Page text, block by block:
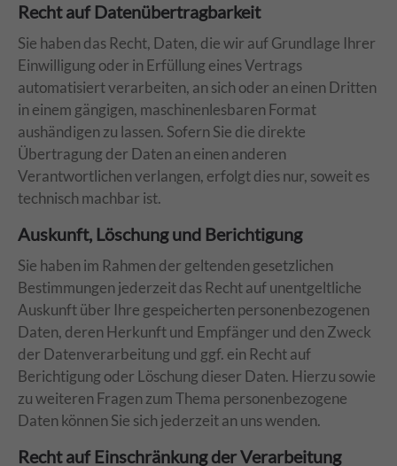
Recht auf Daten­übertrag­barkeit
Sie haben das Recht, Daten, die wir auf Grundlage Ihrer
Einwilligung oder in Erfüllung eines Vertrags
automatisiert verarbeiten, an sich oder an einen Dritten
in einem gängigen, maschinenlesbaren Format
aushändigen zu lassen. Sofern Sie die direkte
Übertragung der Daten an einen anderen
Verantwortlichen verlangen, erfolgt dies nur, soweit es
technisch machbar ist.
Auskunft, Löschung und Berichtigung
Sie haben im Rahmen der geltenden gesetzlichen
Bestimmungen jederzeit das Recht auf unentgeltliche
Auskunft über Ihre gespeicherten personenbezogenen
Daten, deren Herkunft und Empfänger und den Zweck
der Datenverarbeitung und ggf. ein Recht auf
Berichtigung oder Löschung dieser Daten. Hierzu sowie
zu weiteren Fragen zum Thema personenbezogene
Daten können Sie sich jederzeit an uns wenden.
Recht auf Einschränkung der Verarbeitung